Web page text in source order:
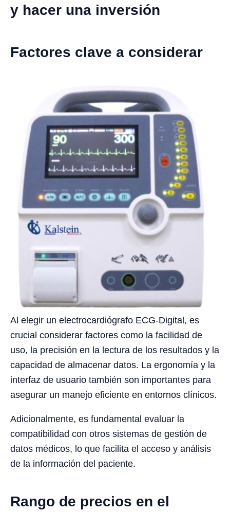
y hacer una inversión
Factores clave a considerar
Al elegir un electrocardiógrafo ECG-Digital, es
crucial considerar factores como la facilidad de
uso, la precisión en la lectura de los resultados y la
capacidad de almacenar datos. La ergonomía y la
interfaz de usuario también son importantes para
asegurar un manejo eficiente en entornos clínicos.
Adicionalmente, es fundamental evaluar la
compatibilidad con otros sistemas de gestión de
datos médicos, lo que facilita el acceso y análisis
de la información del paciente.
Rango de precios en el